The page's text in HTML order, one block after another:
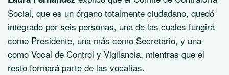
Social, que es un órgano totalmente ciudadano, quedó
integrado por seis personas, una de las cuales fungirá
como Presidente, una más como Secretario, y una
como Vocal de Control y Vigilancia, mientras que el
resto formará parte de las vocalías.